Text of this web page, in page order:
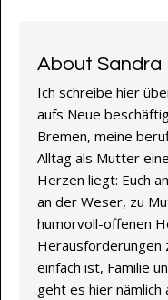
About Sandra
Ich schreibe hier
aufs Neue
Bremen, meine
Alltag als Mutter
Herzen liegt: Euch
an der Weser, zu
humorvoll-offenen
Herausforderungen
einfach ist, Familie
geht es hier nämlich